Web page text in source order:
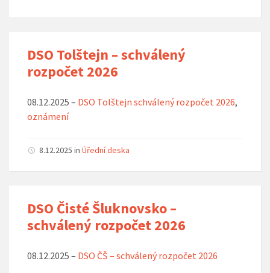
DSO Tolštejn – schválený
rozpočet 2026
08.12.2025 – DSO Tolštejn schválený rozpočet 2026,
oznámení
8.12.2025 in Úřední deska
DSO Čisté Šluknovsko –
schválený rozpočet 2026
08.12.2025 – DSO ČŠ – schválený rozpočet 2026